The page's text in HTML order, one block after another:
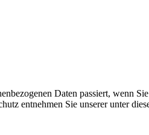
Daten passiert, wenn
entnehmen Sie unserer unter